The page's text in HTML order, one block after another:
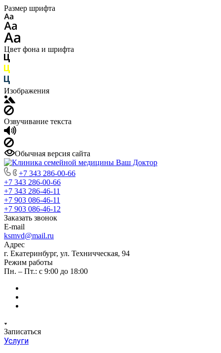
Размер шрифта
Цвет фона и шрифта
Изображения
Озвучивание текста
Обычная версия сайта
+7 343 286-00-66
+7 343 286-00-66
+7 343 286-46-11
+7 903 086-46-11
+7 903 086-46-12
Заказать звонок
E-mail
ksmvd@mail.ru
Адрес
г. Екатеринбург, ул. Техничческая, 94
Режим работы
Пн. – Пт.: с 9:00 до 18:00
Записаться
Услуги